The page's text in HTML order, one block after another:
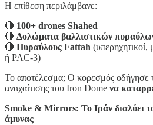
Η επίθεση περιλάμβανε:
🔴 100+ drones Shahed
🔴 Δολώματα βαλλιστικών
🔴 Πυραύλους Fattah
ή PAC-3)
Το αποτέλεσμα; Ο κορεσμός οδήγησε
αναχαίτισης του Iron Dome να
Smoke & Mirrors: Το Ιράν διαλύει
άμυνας